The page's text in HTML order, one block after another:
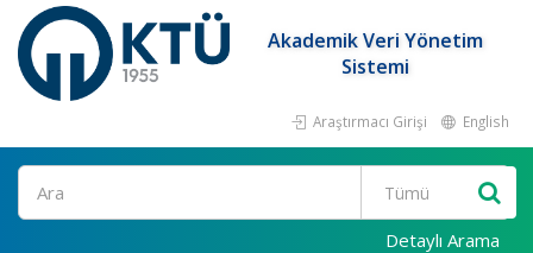
Akademik Veri Yönetim
Sistemi
Araştırmacı Girişi English
Ara
Detaylı Arama